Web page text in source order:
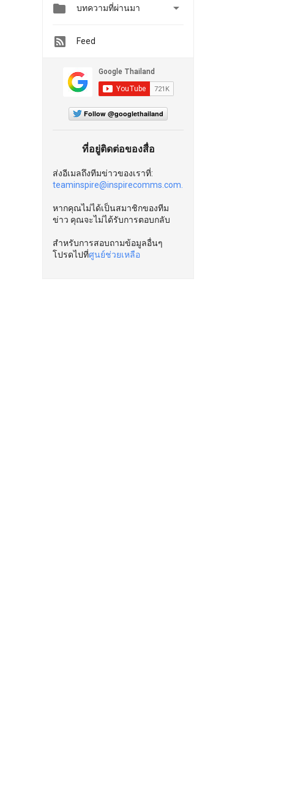
 บทความที่ผ่านมา 
Feed
Follow @googlethailand
ที่อยู่ติดต่อของสื่อ
ส่งอีเมลถึงทีมข่าวของเราที่:
teaminspire@inspirecomms.com.
หากคุณไม่ได้เป็นสมาชิกของทีม
ข่าว คุณจะไม่ได้รับการตอบกลับ
สำหรับการสอบถามข้อมูลอื่นๆ
โปรดไปที่ศูนย์ช่วยเหลือ